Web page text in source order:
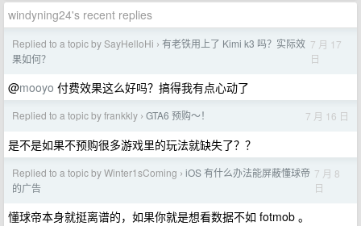
windyning24's recent replies
Replied to a topic by SayHelloHi › 有老铁用上了 Kimi k3 吗？实际效
果如何？
7 月 17
日
@mooyo 付费效果这么好吗？搞得我有点心动了
Replied to a topic by frankkly › GTA6 预购～！ 7 月 16 日
是不是如果不预购很多游戏里的玩法就缺失了？？
Replied to a topic by Winter1sComing › iOS 有什么办法能屏蔽懂球帝
的广告
7 月 8
日
懂球帝本身就挺离谱的，如果你就是想看数据不如 fotmob 。